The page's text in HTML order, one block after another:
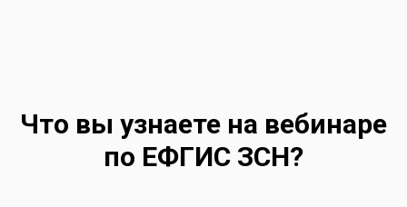
Что вы узнаете на вебинаре
по ЕФГИС ЗСН?